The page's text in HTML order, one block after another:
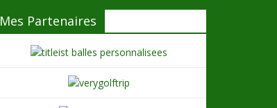
Mes Partenaires